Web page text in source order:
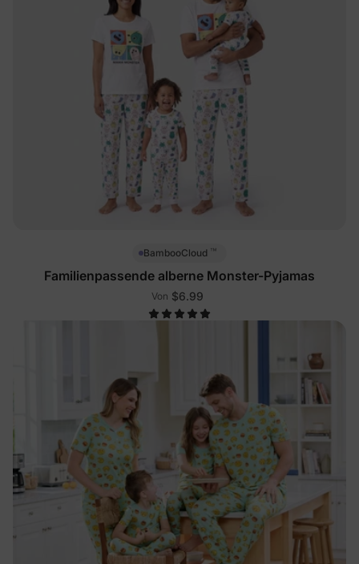
BambooCloud ™
Familienpassende alberne Monster-Pyjamas
Von $6.99